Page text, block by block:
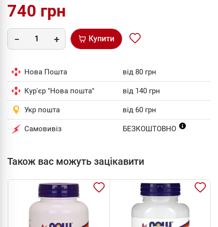
740 грн
Купити
Нова Пошта від 80 грн
Кур'єр "Нова пошта" від 140 грн
Укр пошта від 60 грн
Самовивіз БЕЗКОШТОВНО
Також вас можуть зацікавити